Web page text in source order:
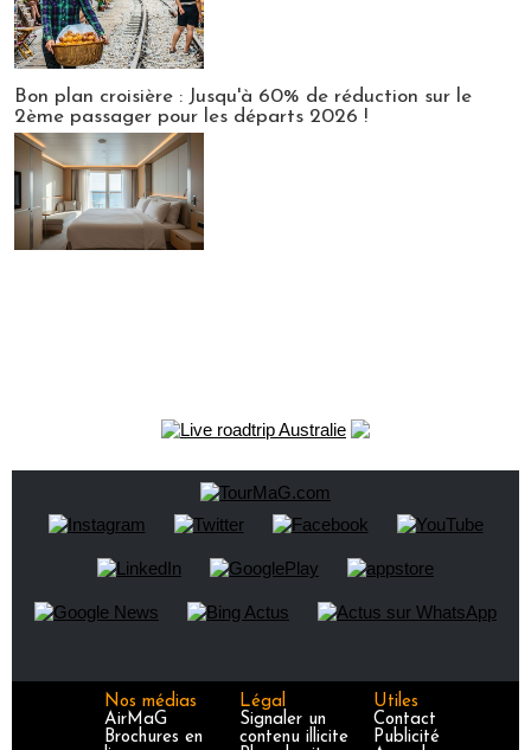
Bon plan croisière : Jusqu'à 60% de réduction sur le
2ème passager pour les départs 2026 !
Nos médias
AirMaG
Brochures en
Légal
Signaler un
contenu illicite
Utiles
Contact
Publicité